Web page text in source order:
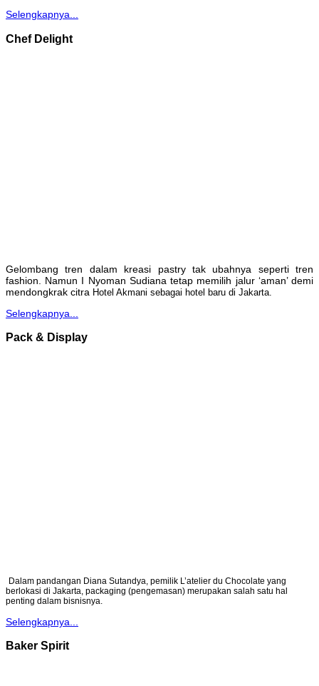
Selengkapnya...
Chef Delight
Gelombang tren dalam kreasi pastry tak ubahnya seperti tren
fashion. Namun I Nyoman Sudiana tetap memilih jalur ‘aman’ demi
mendongkrak citra Hotel Akmani sebagai hotel baru di Jakarta.
Selengkapnya...
Pack & Display
Dalam pandangan Diana Sutandya, pemilik L’atelier du Chocolate yang
berlokasi di Jakarta, packaging (pengemasan) merupakan salah satu hal
penting dalam bisnisnya.
Selengkapnya...
Baker Spirit